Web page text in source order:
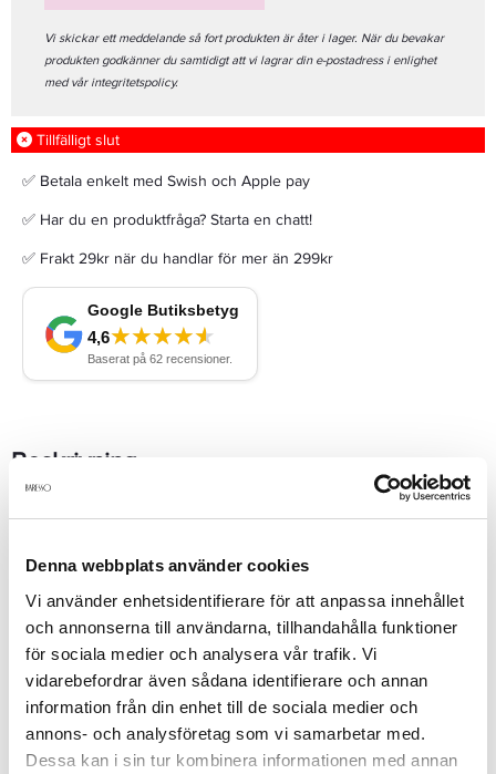
Denna webbplats använder cookies
Vi använder enhetsidentifierare för att anpassa innehållet
och annonserna till användarna, tillhandahålla funktioner
för sociala medier och analysera vår trafik. Vi
vidarebefordrar även sådana identifierare och annan
information från din enhet till de sociala medier och
annons- och analysföretag som vi samarbetar med.
Dessa kan i sin tur kombinera informationen med annan
Vi skickar ett meddelande så fort produkten är åter i lager. När du bevakar
produkten godkänner du samtidigt att vi lagrar din e-postadress i enlighet
med vår integritetspolicy.
Tillfälligt slut
✅ Betala enkelt med Swish och Apple pay
✅ Har du en produktfråga? Starta en chatt!
✅ Frakt 29kr när du handlar för mer än 299kr
Beskrivning
Denna flytande foundation är lätt att applicera och ger dig lyster
jämnar ut din hudton, tillför huden fukt och fungerar samtidigt
som en lätt foundation som utjämnar hudens nyans och struktur
utan att täppa till porerna.
Produktdetaljer